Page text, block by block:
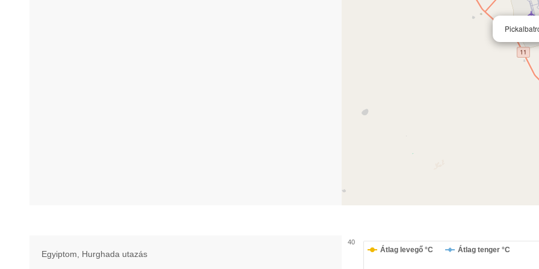
Egyiptom, Hurghada utazás Átlag levegő °C Átlag tenger °C
40